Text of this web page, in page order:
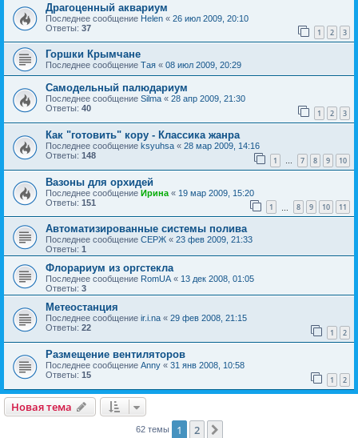
Драгоценный аквариум
Последнее сообщение Helen « 26 июл 2009, 20:10
Ответы: 37 1 2 3
Горшки Крымчане
Последнее сообщение Тая « 08 июл 2009, 20:29
Самодельный палюдариум
Последнее сообщение Silma « 28 апр 2009, 21:30
Ответы: 40 1 2 3
Как "готовить" кору - Классика жанра
Последнее сообщение ksyuhsa « 28 мар 2009, 14:16
Ответы: 148 1 … 7 8 9 10
Вазоны для орхидей
Последнее сообщение Ирина « 19 мар 2009, 15:20
Ответы: 151 1 8 9 10 11
Автоматизированные системы полива
Последнее сообщение СЕРЖ « 23 фев 2009, 21:33
Ответы: 1
Флорариум из оргстекла
Последнее сообщение RomUA « 13 дек 2008, 01:05
Ответы: 3
Метеостанция
Последнее сообщение ir.i.na « 29 фев 2008, 21:15
Ответы: 22 1 2
Размещение вентиляторов
Последнее сообщение Anny « 31 янв 2008, 10:58
Ответы: 15 1 2
Новая тема
62 темы 1 2